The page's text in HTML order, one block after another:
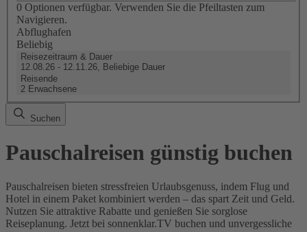
0 Optionen verfügbar. Verwenden Sie die Pfeiltasten zum
Navigieren.
Abflughafen
Beliebig
Reisezeitraum & Dauer
12.08.26 - 12.11.26, Beliebige Dauer
Reisende
2 Erwachsene
Suchen
Pauschalreisen günstig buchen
Pauschalreisen bieten stressfreien Urlaubsgenuss, indem Flug und
Hotel in einem Paket kombiniert werden – das spart Zeit und Geld.
Nutzen Sie attraktive Rabatte und genießen Sie sorglose
Reiseplanung. Jetzt bei sonnenklar.TV buchen und unvergessliche